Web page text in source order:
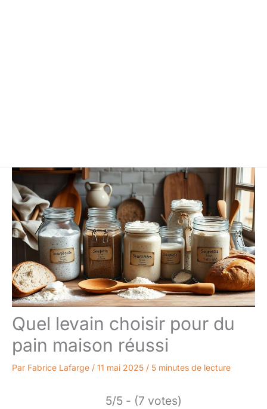
Quel levain choisir pour du
pain maison réussi
Par Fabrice Lafarge / 11 mai 2025 / 5 minutes de lecture
5/5 - (7 votes)